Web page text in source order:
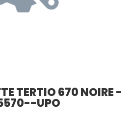
TERTIO 670 NOIRE -
UPO